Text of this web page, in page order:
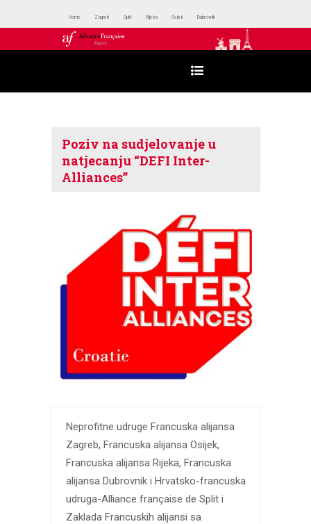
Home Zagreb Split Rijeka Osijek Dubrovnik
Poziv na sudjelovanje u
natjecanju “DEFI Inter-
Alliances”
Neprofitne udruge Francuska alijansa
Zagreb, Francuska alijansa Osijek,
Francuska alijansa Rijeka, Francuska
alijansa Dubrovnik i Hrvatsko-francuska
udruga-Alliance française de Split i
Zaklada Francuskih alijansi sa